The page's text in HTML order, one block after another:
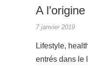
A
7 janvier 2019
Lifestyle,
entrés dans le